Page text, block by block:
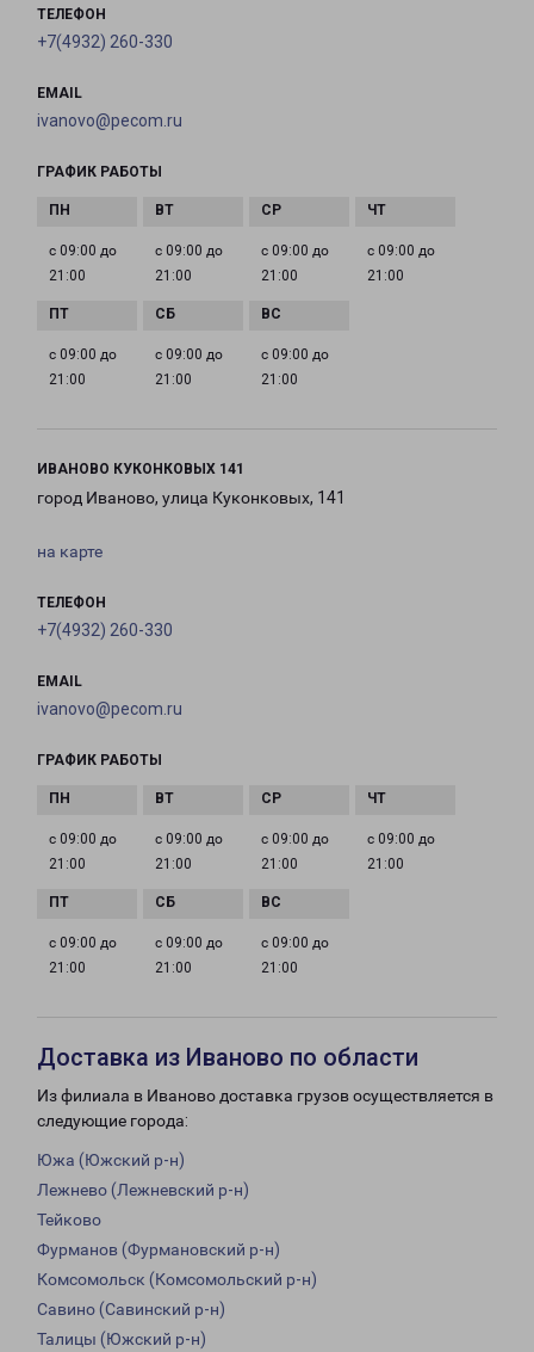
ТЕЛЕФОН
+7(4932) 260-330
EMAIL
ivanovo@pecom.ru
ГРАФИК РАБОТЫ
с 09:00 до
21:00
с 09:00 до
21:00
с 09:00 до
21:00
с 09:00 до
21:00
с 09:00 до
21:00
с 09:00 до
21:00
с 09:00 до
21:00
ИВАНОВО КУКОНКОВЫХ 141
город Иваново, улица Куконковых, 141
на карте
ТЕЛЕФОН
+7(4932) 260-330
EMAIL
ivanovo@pecom.ru
ГРАФИК РАБОТЫ
с 09:00 до
21:00
с 09:00 до
21:00
с 09:00 до
21:00
с 09:00 до
21:00
с 09:00 до
21:00
с 09:00 до
21:00
с 09:00 до
21:00
Доставка из Иваново по области
Из филиала в Иваново доставка грузов осуществляется в
следующие города:
Южа (Южский р-н)
Лежнево (Лежневский р-н)
Тейково
Фурманов (Фурмановский р-н)
Комсомольск (Комсомольский р-н)
Савино (Савинский р-н)
Талицы (Южский р-н)